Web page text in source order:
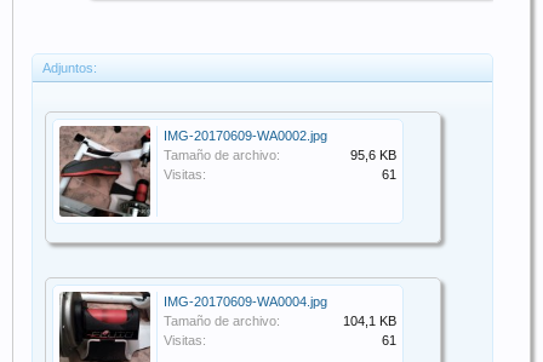
Adjuntos:
IMG-20170609-WA0002.jpg
Tamaño de archivo:
95,6 KB
Visitas:
61
IMG-20170609-WA0004.jpg
Tamaño de archivo:
104,1 KB
Visitas:
61